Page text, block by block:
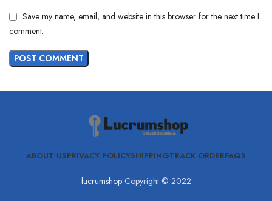
Save my name, email, and website in this browser for the next time I
comment.
ABOUT USPRIVACY POLICYSHIPPINGTRACK ORDERFAQS
lucrumshopCopyright © 2022